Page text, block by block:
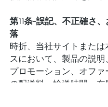
第11条-誤記、不正確さ
落
時折、当社サイトまたは
スにおいて、製品の説明
プロモーション、オファ
の配送料、輸送時間、在